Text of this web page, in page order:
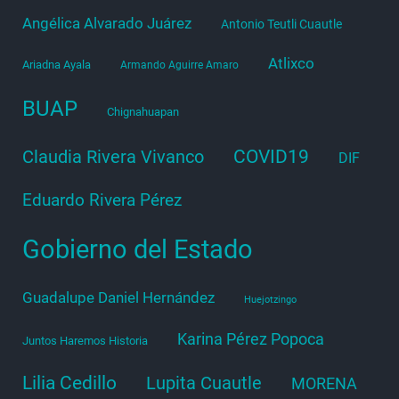
Angélica Alvarado Juárez Antonio Teutli Cuautle
Ariadna Ayala Armando Aguirre Amaro Atlixco
BUAP Chignahuapan
Claudia Rivera Vivanco COVID19 DIF
Eduardo Rivera Pérez
Gobierno del Estado
Guadalupe Daniel Hernández Huejotzingo
Juntos Haremos Historia Karina Pérez Popoca
Lilia Cedillo Lupita Cuautle MORENA